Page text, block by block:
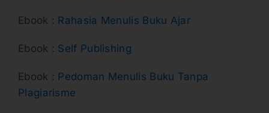
Ebook : Rahasia Menulis Buku Ajar
Ebook : Self Publishing
Ebook : Pedoman Menulis Buku Tanpa
Plagiarisme